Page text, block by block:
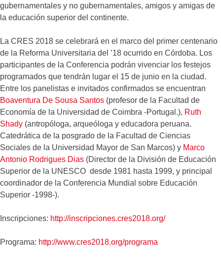
gubernamentales y no gubernamentales, amigos y amigas de
la educación superior del continente.
La CRES 2018 se celebrará en el marco del primer centenario
de la Reforma Universitaria del ’18 ocurrido en Córdoba. Los
participantes de la Conferencia podrán vivenciar los festejos
programados que tendrán lugar el 15 de junio en la ciudad.
Entre los panelistas e invitados confirmados se encuentran
Boaventura De Sousa Santos (profesor de la Facultad de
Economía de la Universidad de Coimbra -Portugal.), Ruth
Shady (antropóloga, arqueóloga y educadora peruana.
Catedrática de la posgrado de la Facultad de Ciencias
Sociales de la Universidad Mayor de San Marcos) y Marco
Antonio Rodrigues Dias (Director de la División de Educación
Superior de la UNESCO desde 1981 hasta 1999, y principal
coordinador de la Conferencia Mundial sobre Educación
Superior -1998-).
Inscripciones: http://inscripciones.cres2018.org/
Programa: http://www.cres2018.org/programa